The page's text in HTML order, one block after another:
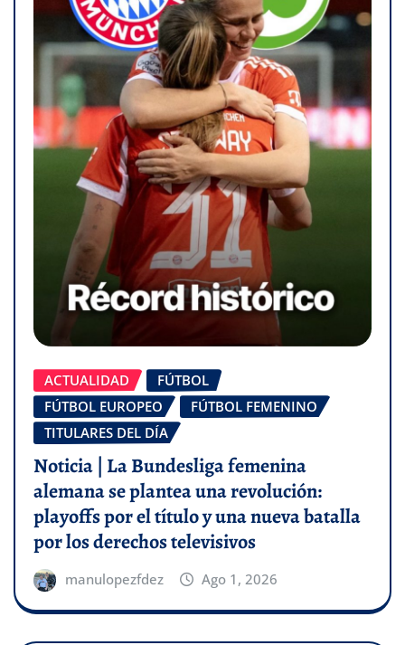
ACTUALIDAD
FÚTBOL
FÚTBOL EUROPEO
FÚTBOL FEMENINO
TITULARES DEL DÍA
Noticia | La Bundesliga femenina
alemana se plantea una revolución:
playoffs por el título y una nueva batalla
por los derechos televisivos
manulopezfdez Ago 1, 2026